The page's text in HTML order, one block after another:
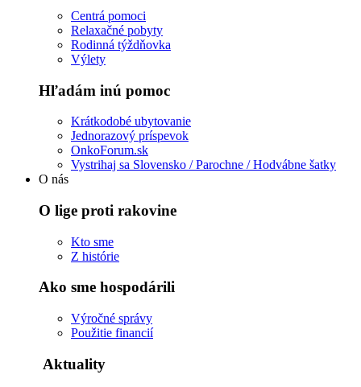
Centrá pomoci
Relaxačné pobyty
Rodinná týždňovka
Výlety
Hľadám inú pomoc
Krátkodobé ubytovanie
Jednorazový príspevok
OnkoForum.sk
Vystrihaj sa Slovensko / Parochne / Hodvábne šatky
O nás
O lige proti rakovine
Kto sme
Z histórie
Ako sme hospodárili
Výročné správy
Použitie financií
Aktuality